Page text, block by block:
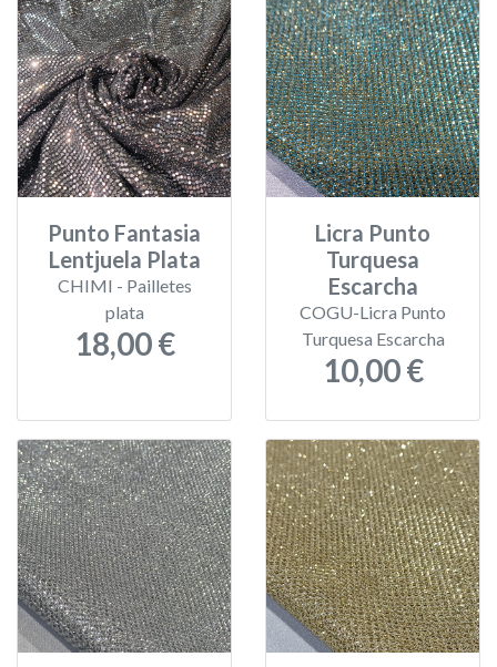
Punto Fantasia
Lentjuela Plata
CHIMI - Pailletes
plata
18,00 €
Licra Punto
Turquesa
Escarcha
COGU-Licra Punto
Turquesa Escarcha
10,00 €